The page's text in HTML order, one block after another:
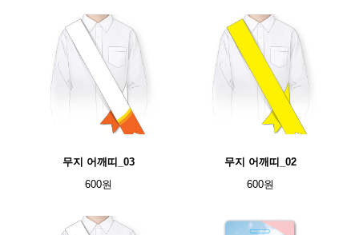
무지 어깨띠_03
600원
무지 어깨띠_02
600원